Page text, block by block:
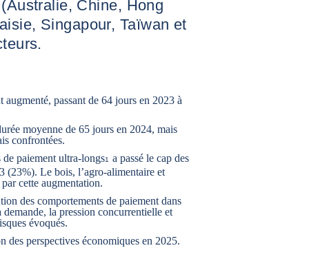
Chine, Hong
Singapour, Taïwan et
passant de 64 jours en 2023 à
moyenne de 65 jours en 2024, mais
confrontées.
de paiement ultra-longs1
a passé le cap des
(23%). Le bois, l’agro-alimentaire et
cette augmentation.
des comportements de paiement dans
la pression concurrentielle et
évoqués.
des perspectives économiques en 2025.